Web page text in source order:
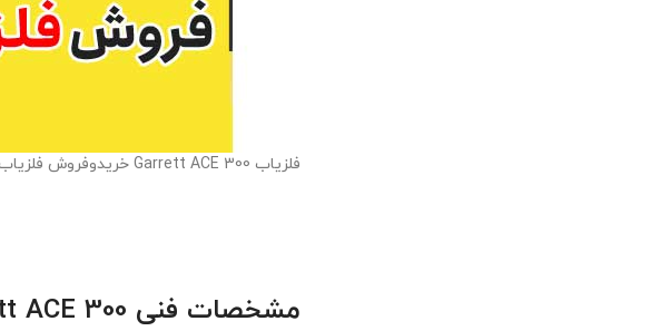
فلزیاب Garrett ACE 300 خریدوفروش فلزیاب و طلایاب در کهن گنجیاب
مشخصات فنی Garrett ACE 300